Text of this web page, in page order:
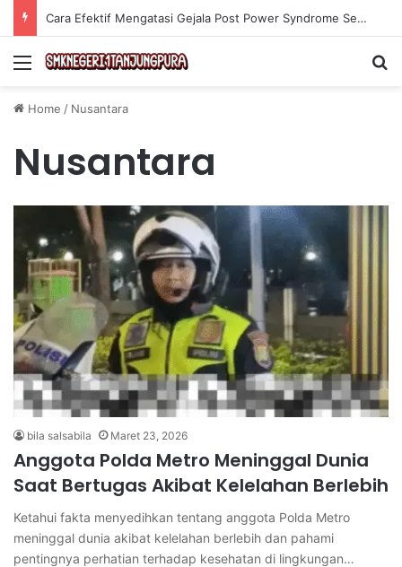
Cara Efektif Mengatasi Gejala Post Power Syndrome Setelah Pensiun Kerja
Menu
Home / Nusantara
Nusantara
bila salsabila Maret 23, 2026
Anggota Polda Metro Meninggal Dunia
Saat Bertugas Akibat Kelelahan Berlebih
Ketahui fakta menyedihkan tentang anggota Polda Metro
meninggal dunia akibat kelelahan berlebih dan pahami
pentingnya perhatian terhadap kesehatan di lingkungan…